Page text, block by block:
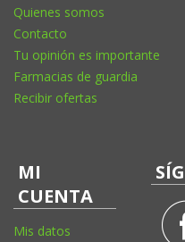
Quienes somos
Contacto
Tu opinión es importante
Farmacias de guardia
Recibir ofertas
MI
CUENTA
Mis datos